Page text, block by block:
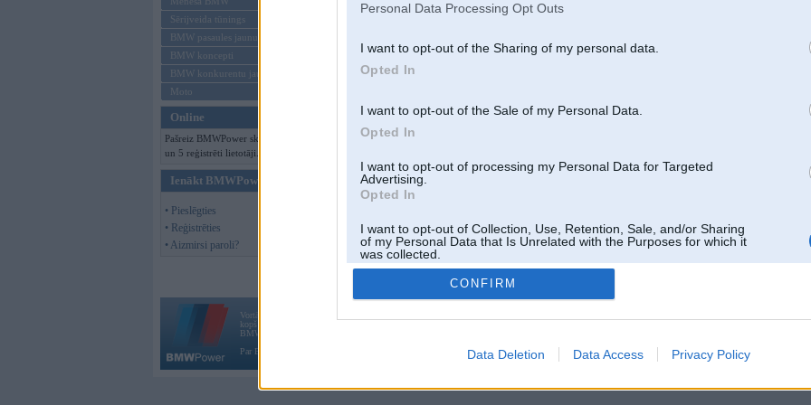
Personal Data Processing Opt Outs
I want to opt-out of the Sharing of my personal data.
Opted In
I want to opt-out of the Sale of my Personal Data.
Opted In
I want to opt-out of processing my Personal Data for Targeted
Advertising.
Opted In
I want to opt-out of Collection, Use, Retention, Sale, and/or Sharing
of my Personal Data that Is Unrelated with the Purposes for which it
was collected.
Opted Out
CONFIRM
Data Deletion Data Access Privacy Policy
Sērijveida tūnings
BMW pasaules jaunumi
BMW koncepti
BMW konkurentu jaunumi
Moto
Online
Pašreiz BMWPower skatās 73 viesi
un 5 reģistrēti lietotāji.
Ienākt BMWPower
• Pieslēgties
• Reģistrēties
• Aizmirsi paroli?
Vortāls BMWPower.lv darbojas
kopš 2002. gada 14. maija. Tas nav auto klubs un nav saistīts ar
BMW AG.
Par BMWPower